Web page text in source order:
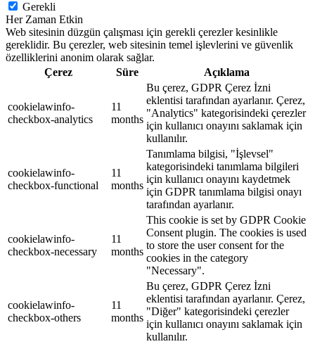
Gerekli
Her Zaman Etkin
Web sitesinin düzgün çalışması için gerekli çerezler kesinlikle
gereklidir. Bu çerezler, web sitesinin temel işlevlerini ve güvenlik
özelliklerini anonim olarak sağlar.
Çerez
Süre Açıklama
cookielawinfo-
checkbox-analytics
11
months
Bu çerez, GDPR Çerez İzni
eklentisi tarafından ayarlanır. Çerez,
"Analytics" kategorisindeki çerezler
için kullanıcı onayını saklamak için
kullanılır.
cookielawinfo-
checkbox-functional
11
months
Tanımlama bilgisi, "İşlevsel"
kategorisindeki tanımlama bilgileri
için kullanıcı onayını kaydetmek
için GDPR tanımlama bilgisi onayı
tarafından ayarlanır.
cookielawinfo-
checkbox-necessary
11
months
This cookie is set by GDPR Cookie
Consent plugin. The cookies is used
to store the user consent for the
cookies in the category
"Necessary".
cookielawinfo-
checkbox-others
11
months
Bu çerez, GDPR Çerez İzni
eklentisi tarafından ayarlanır. Çerez,
"Diğer" kategorisindeki çerezler
için kullanıcı onayını saklamak için
kullanılır.